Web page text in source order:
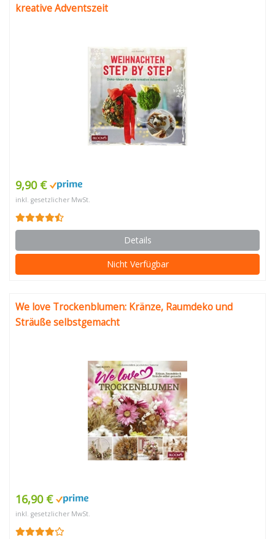
kreative Adventszeit
9,90 €
inkl. gesetzlicher MwSt.
Details
Nicht Verfügbar
We love Trockenblumen: Kränze, Raumdeko und
Sträuße selbstgemacht
16,90 €
inkl. gesetzlicher MwSt.